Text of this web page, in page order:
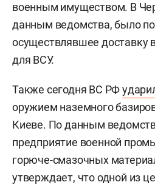
военным имуществом. В
данным ведомства, было
осуществлявшее доставку
для ВСУ.
Также сегодня ВС РФ
оружием наземного
Киеве. По данным
предприятие военной
горюче-смазочных
утверждает, что одной из